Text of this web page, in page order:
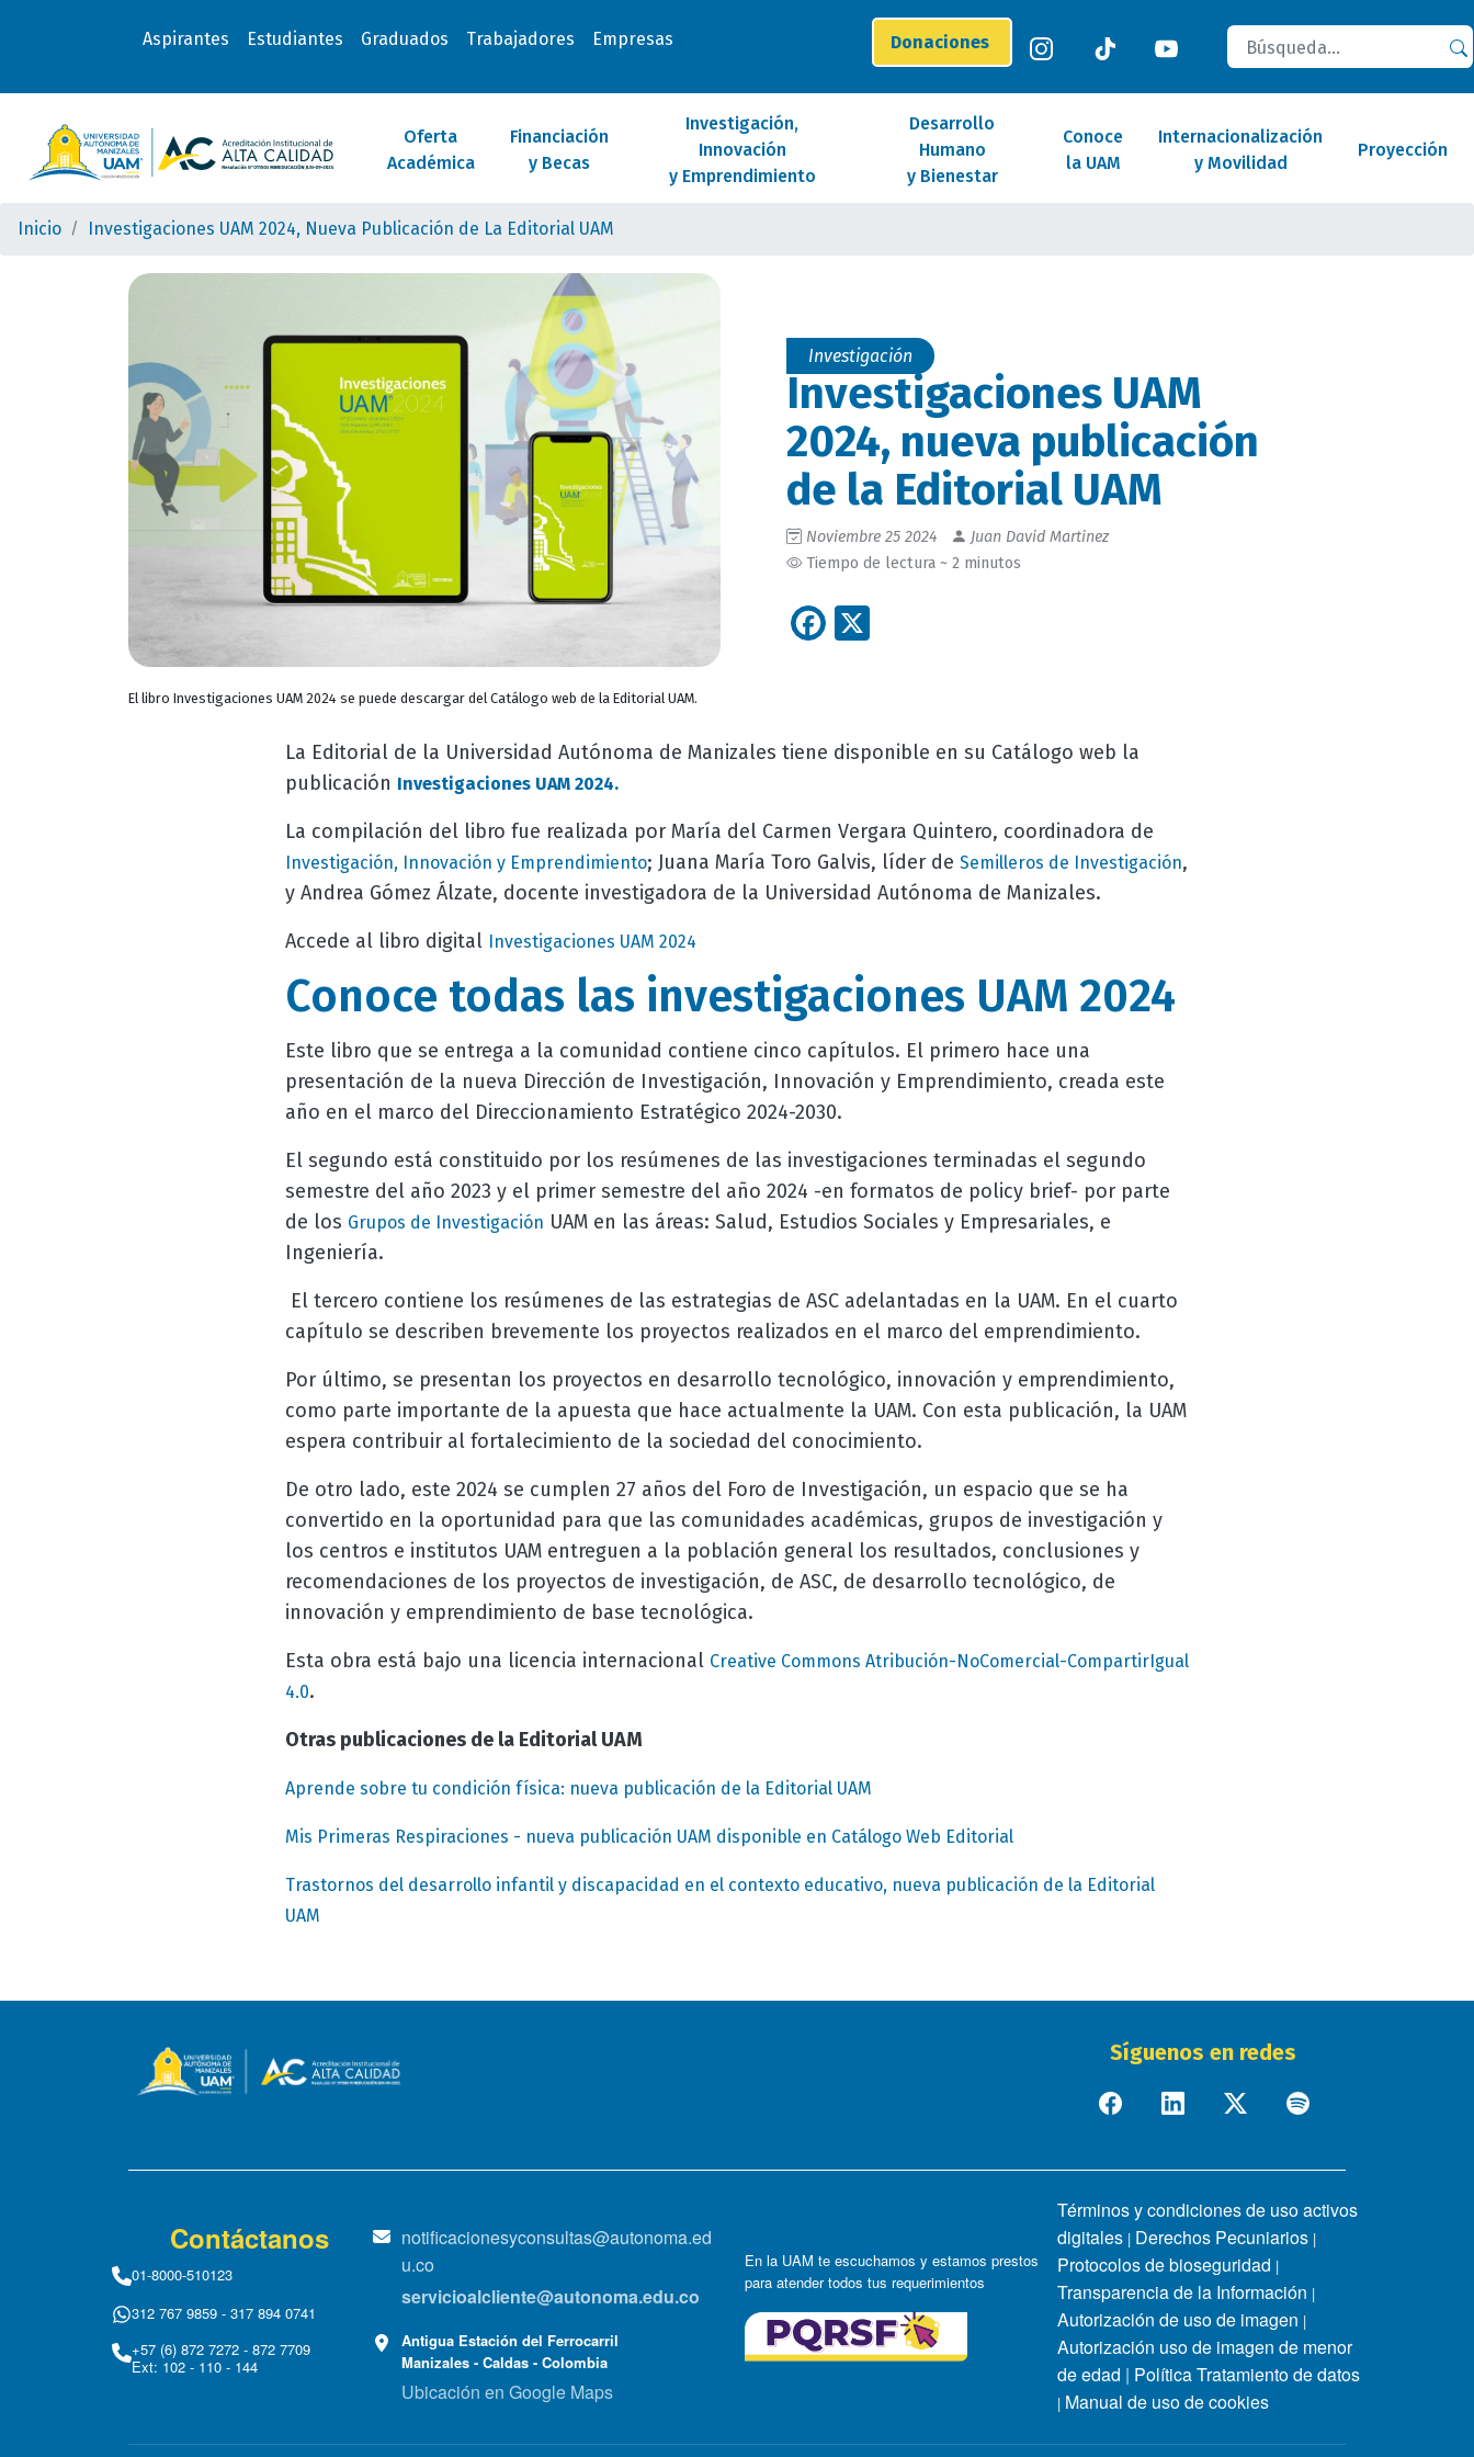
Aspirantes Estudiantes Graduados Trabajadores Empresas Donaciones
Buscar
Oferta
Académica
Financiación
y Becas
Investigación,
Innovación
y Emprendimiento
Desarrollo
Humano
y Bienestar
Conoce
la UAM
Internacionalización
y Movilidad
Proyección
Inicio Investigaciones UAM 2024, Nueva Publicación de La Editorial UAM
El libro Investigaciones UAM 2024 se puede descargar del Catálogo web de la Editorial UAM.
Investigación
Investigaciones UAM
2024, nueva publicación
de la Editorial UAM
Noviembre 25 2024
Juan David Martinez
Tiempo de lectura ~ 2 minutos
Facebook
La Editorial de la Universidad Autónoma de Manizales tiene disponible en su Catálogo web la
publicación Investigaciones UAM 2024.
La compilación del libro fue realizada por María del Carmen Vergara Quintero, coordinadora de
Investigación, Innovación y Emprendimiento; Juana María Toro Galvis, líder de Semilleros de Investigación,
y Andrea Gómez Álzate, docente investigadora de la Universidad Autónoma de Manizales.
Accede al libro digital Investigaciones UAM 2024
Conoce todas las investigaciones UAM 2024
Este libro que se entrega a la comunidad contiene cinco capítulos. El primero hace una
presentación de la nueva Dirección de Investigación, Innovación y Emprendimiento, creada este
año en el marco del Direccionamiento Estratégico 2024-2030.
El segundo está constituido por los resúmenes de las investigaciones terminadas el segundo
semestre del año 2023 y el primer semestre del año 2024 -en formatos de policy brief- por parte
de los Grupos de Investigación UAM en las áreas: Salud, Estudios Sociales y Empresariales, e
Ingeniería.
El tercero contiene los resúmenes de las estrategias de ASC adelantadas en la UAM. En el cuarto
capítulo se describen brevemente los proyectos realizados en el marco del emprendimiento.
Por último, se presentan los proyectos en desarrollo tecnológico, innovación y emprendimiento,
como parte importante de la apuesta que hace actualmente la UAM. Con esta publicación, la UAM
espera contribuir al fortalecimiento de la sociedad del conocimiento.
De otro lado, este 2024 se cumplen 27 años del Foro de Investigación, un espacio que se ha
convertido en la oportunidad para que las comunidades académicas, grupos de investigación y
los centros e institutos UAM entreguen a la población general los resultados, conclusiones y
recomendaciones de los proyectos de investigación, de ASC, de desarrollo tecnológico, de
innovación y emprendimiento de base tecnológica.
Esta obra está bajo una licencia internacional Creative Commons Atribución-NoComercial-CompartirIgual
4.0.
Otras publicaciones de la Editorial UAM
Aprende sobre tu condición física: nueva publicación de la Editorial UAM
Mis Primeras Respiraciones - nueva publicación UAM disponible en Catálogo Web Editorial
Trastornos del desarrollo infantil y discapacidad en el contexto educativo, nueva publicación de la Editorial
UAM
Síguenos en redes
Contáctanos
01-8000-510123
312 767 9859 - 317 894 0741
+57 (6) 872 7272 - 872 7709
Ext: 102 - 110 - 144
notificacionesyconsultas@autonoma.ed
u.co
servicioalcliente@autonoma.edu.co
Antigua Estación del Ferrocarril
Manizales - Caldas - Colombia
Ubicación en Google Maps
En la UAM te escuchamos y estamos prestos
para atender todos tus requerimientos
Términos y condiciones de uso activos
digitales | Derechos Pecuniarios |
Protocolos de bioseguridad |
Transparencia de la Información |
Autorización de uso de imagen |
Autorización uso de imagen de menor
de edad | Política Tratamiento de datos
| Manual de uso de cookies